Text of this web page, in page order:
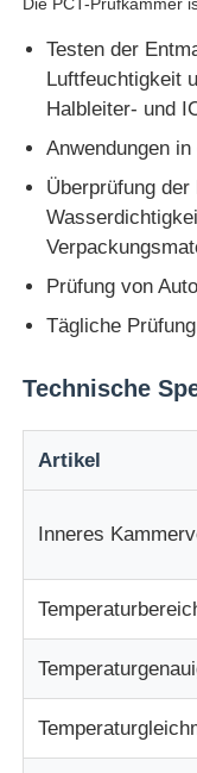
Gummitestgerät
Prüfgeräte für
Temperatur und
Testen der
Luftfeuchtigkeit
Halbleiter- und
Anwendungen
Überprüfung
Prüfung von
Tägliche
Technische
Artikel
Inneres